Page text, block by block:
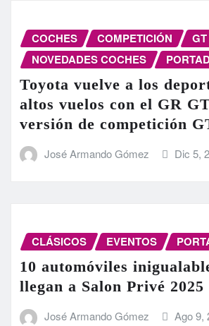
COCHES COMPETICIÓN
GT
NOVEDADES COCHES
Toyota vuelve a los
altos vuelos con el GR
versión de competición
José Armando Gómez Dic 5,
CLÁSICOS EVENTOS
10 automóviles
llegan a Salon Privé 2025
José Armando Gómez Ago 9,